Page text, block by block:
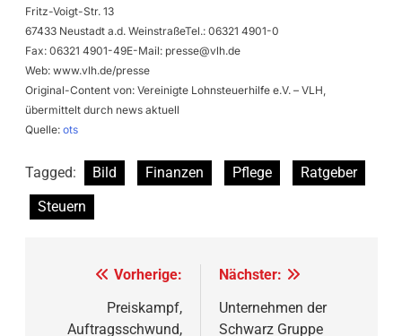
Fritz-Voigt-Str. 13
67433 Neustadt a.d. WeinstraßeTel.: 06321 4901-0
Fax: 06321 4901-49E-Mail: presse@vlh.de
Web: www.vlh.de/presse
Original-Content von: Vereinigte Lohnsteuerhilfe e.V. – VLH,
übermittelt durch news aktuell
Quelle: ots
Tagged: Bild Finanzen Pflege
Ratgeber
Steuern
Beitragsnavigation
Vorherige:
Preiskampf,
Auftragsschwund,
Nächster:
Unternehmen der
Schwarz Gruppe